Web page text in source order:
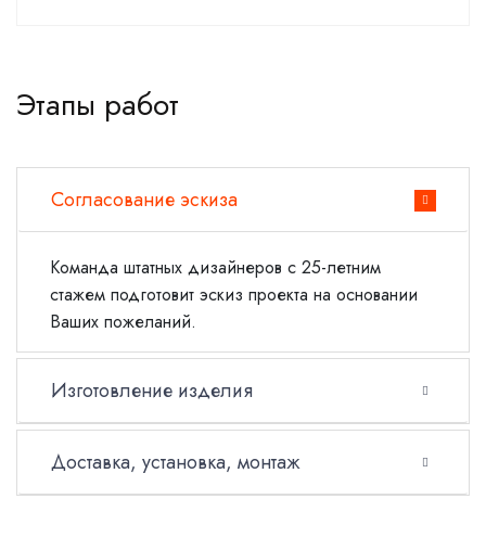
Этапы работ
Согласование эскиза
Команда штатных дизайнеров с 25-летним
стажем подготовит эскиз проекта на основании
Ваших пожеланий.
Изготовление изделия
Доставка, установка, монтаж